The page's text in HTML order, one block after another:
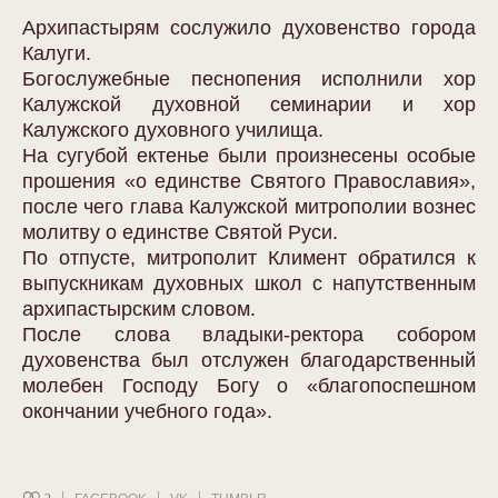
Архипастырям сослужило духовенство города
Калуги.
Богослужебные песнопения исполнили хор
Калужской духовной семинарии и хор
Калужского духовного училища.
На сугубой ектенье были произнесены особые
прошения «о единстве Святого Православия»,
после чего глава Калужской митрополии вознес
молитву о единстве Святой Руси.
По отпусте, митрополит Климент обратился к
выпускникам духовных школ с напутственным
архипастырским словом.
После слова владыки-ректора собором
духовенства был отслужен благодарственный
молебен Господу Богу о «благопоспешном
окончании учебного года».